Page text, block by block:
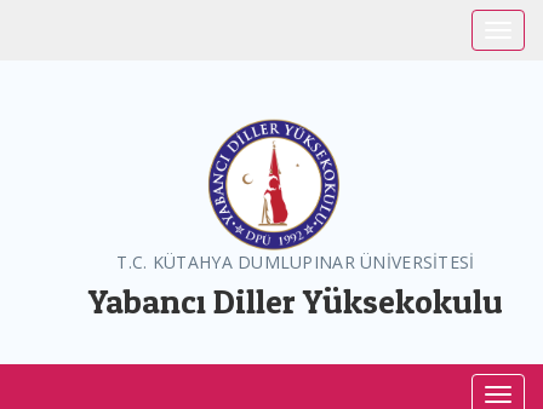
T.C. KÜTAHYA DUMLUPINAR ÜNİVERSİTESİ
Yabancı Diller Yüksekokulu